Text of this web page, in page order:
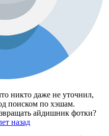
никто даже не уточнил,
поиском по хэшам.
айдишник фотки?
назад